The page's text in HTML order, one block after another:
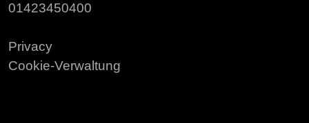
01423450400
Privacy
Cookie-Verwaltung